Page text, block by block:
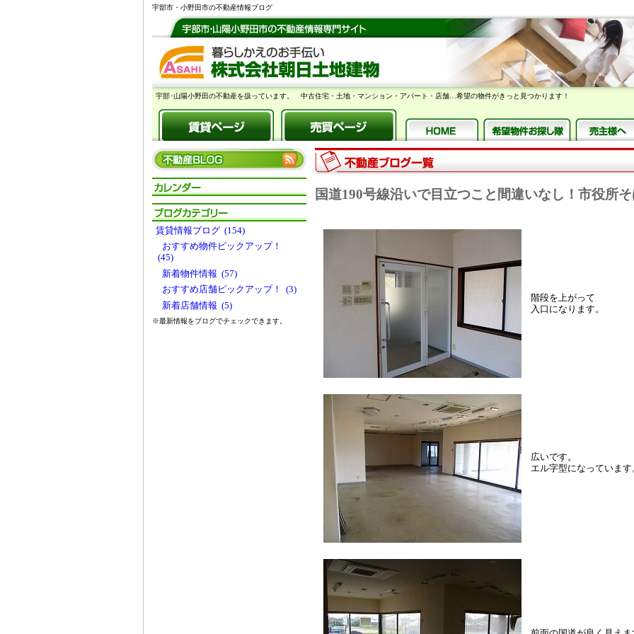
宇部市・小野田市の不動産情報ブログ
宇部･山陽小野田の不動産を扱っています。 中古住宅・土地・マンション・アパート・店舗…希望の物件がきっと見つかります！
国道190号線沿いで目立つこと間違いなし！市役所
階段を上がって
入口になります。
広いです。
エル字型になっています
賃貸情報ブログ (154)
おすすめ物件ピックアップ！
(45)
新着物件情報 (57)
おすすめ店舗ピックアップ！ (3)
新着店舗情報 (5)
※最新情報をブログでチェックできます。